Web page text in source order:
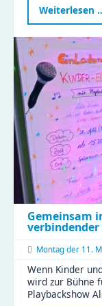
Weiterlesen
Gemeinsam
Montag der 11.
Wenn Kinder
wird zur Bühne
Playbackshow